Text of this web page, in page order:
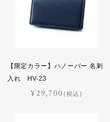
【限定カラー】ハノーバー 名刺
入れ HV-23
¥29,700(税込)
価格見直しました
ポイント交換品
サドラリー
ジェラード
スクエア
スフレ
セクション